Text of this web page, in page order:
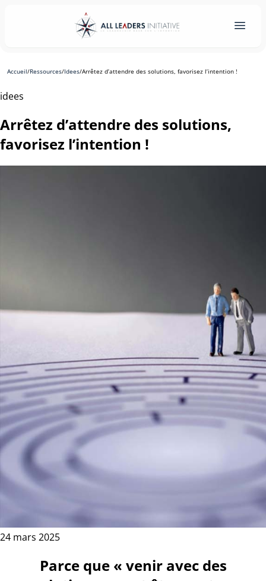
Accueil/Ressources/Idees/Arrêtez d’attendre des solutions, favorisez l’intention !
idees
Arrêtez d’attendre des solutions,
favorisez l’intention !
24 mars 2025
Parce que « venir avec des